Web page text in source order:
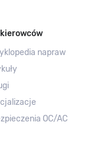
kierowców
napraw
OC/AC